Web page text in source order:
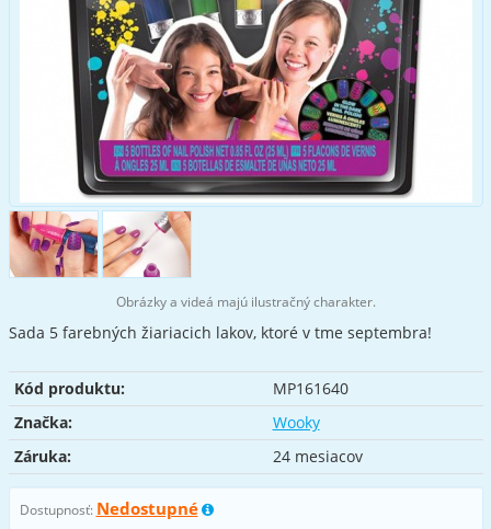
Obrázky a videá majú ilustračný charakter.
Sada 5 farebných žiariacich lakov, ktoré v tme septembra!
Kód produktu:
MP161640
Značka:
Wooky
Záruka:
24 mesiacov
Dostupnosť: Nedostupné